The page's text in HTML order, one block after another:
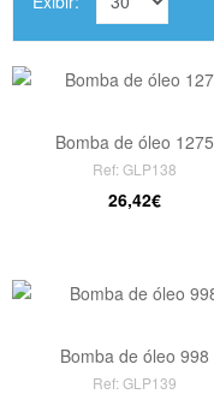
Bomba de óleo 1275
Ref: GLP138
26,42€
Bomba de óleo 998
Ref: GLP139